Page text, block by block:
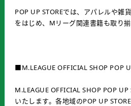
POP UP STOREでは、アパレルや雑
をはじめ、Mリーグ関連書籍も取り揃
■M.LEAGUE OFFICIAL SHOP POP
M.LEAGUE OFFICIAL SHOP POP
いたします。各地域のPOP UP